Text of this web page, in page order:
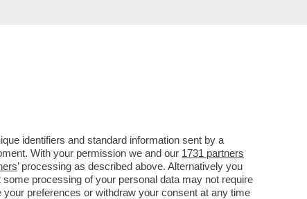
identifiers and standard information sent by a
With your permission we and our 1731 partners
’ processing as described above. Alternatively you
processing of your personal data may not require
preferences or withdraw your consent at any time